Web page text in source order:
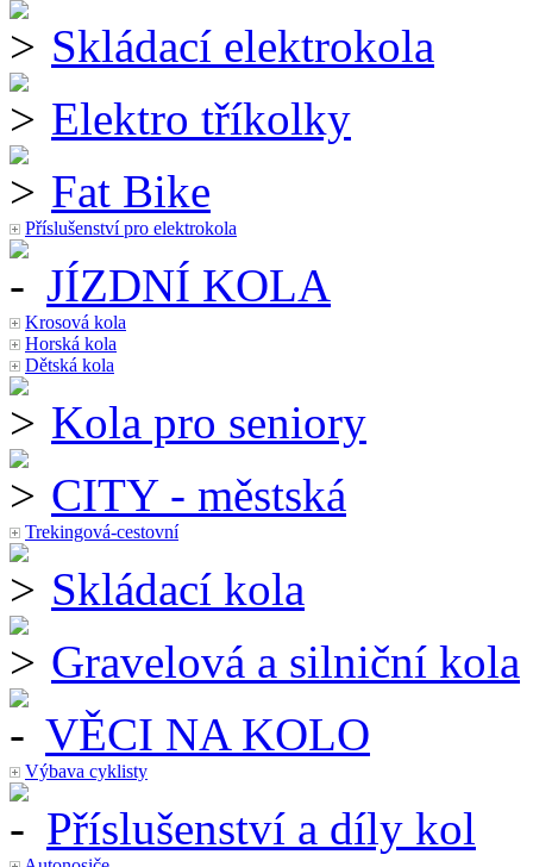
Skládací elektrokola
Elektro tříkolky
Fat Bike
Příslušenství pro elektrokola
JÍZDNÍ KOLA
Krosová kola
Horská kola
Dětská kola
Kola pro seniory
CITY - městská
Trekingová-cestovní
Skládací kola
Gravelová a silniční kola
VĚCI NA KOLO
Výbava cyklisty
Příslušenství a díly kol